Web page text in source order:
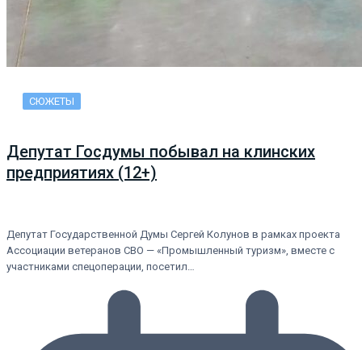
СЮЖЕТЫ
Депутат Госдумы побывал на клинских
предприятиях (12+)
Депутат Государственной Думы Сергей Колунов в рамках проекта
Ассоциации ветеранов СВО — «Промышленный туризм», вместе с
участниками спецоперации, посетил…